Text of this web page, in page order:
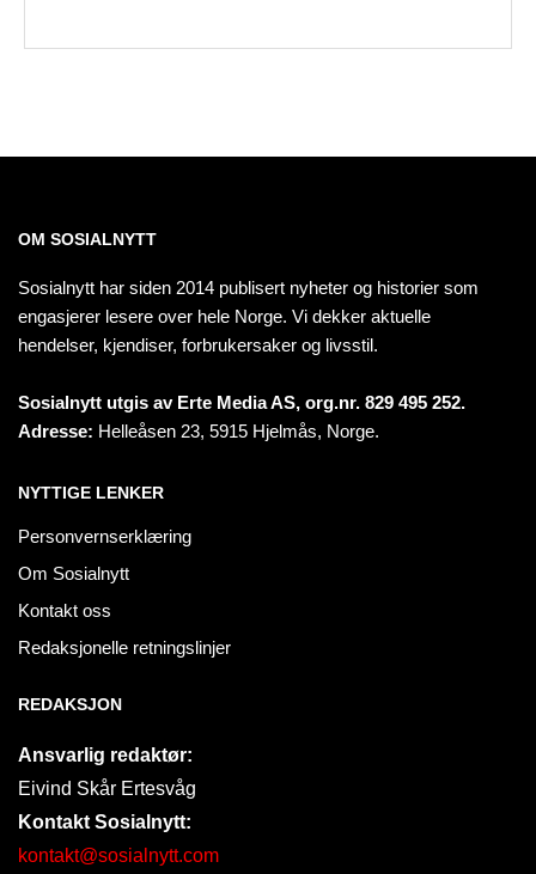
OM SOSIALNYTT
Sosialnytt har siden 2014 publisert nyheter og historier som
engasjerer lesere over hele Norge. Vi dekker aktuelle
hendelser, kjendiser, forbrukersaker og livsstil.
Sosialnytt utgis av Erte Media AS, org.nr. 829 495 252.
Adresse: Helleåsen 23, 5915 Hjelmås, Norge.
NYTTIGE LENKER
Personvernserklæring
Om Sosialnytt
Kontakt oss
Redaksjonelle retningslinjer
REDAKSJON
Ansvarlig redaktør:
Eivind Skår Ertesvåg
Kontakt Sosialnytt:
kontakt@sosialnytt.com